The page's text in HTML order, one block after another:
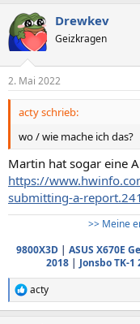
Drewkev
Geizkragen
2. Mai 2022
acty schrieb:
wo / wie mache ich das?
Martin hat sogar eine
https://
submitting-a-
>> Meine
9800X3D| ASUS X670E
2018| Jonsbo TK-1
R
e
acty